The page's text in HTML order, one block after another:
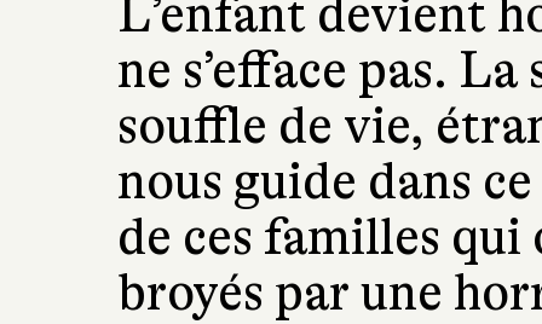
L’enfant devient
ne s’efface pas.
souffle de vie,
nous guide dans
de ces familles
broyés par une